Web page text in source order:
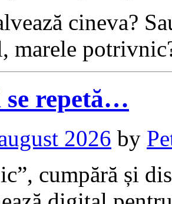
cineva?
marele
se repetă…
2026 by
cumpără și